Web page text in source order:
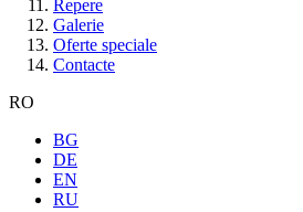
Repere
Galerie
Oferte speciale
Contacte
RO
BG
DE
EN
RU